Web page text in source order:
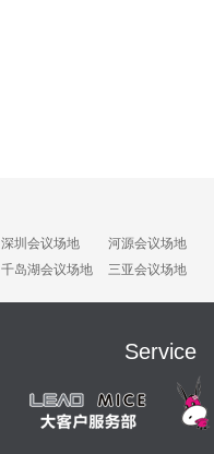
深圳会议场地 河源会议场地
千岛湖会议场地 三亚会议场地
Service